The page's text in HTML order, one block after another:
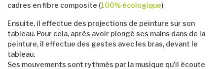
cadres en fibre composite (100% écologique)
Ensuite, il effectue des projections de peinture sur son
tableau. Pour cela, après avoir plongé ses mains dans de la
peinture, il effectue des gestes avec les bras, devant le
tableau.
Ses mouvements sont rythmés par la musique qu’il écoute